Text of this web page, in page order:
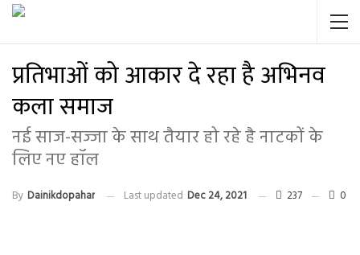
प्रतिभाओं को आकार दे रहा है अभिनव
कला समाज
नई साज-सज्जा के साथ तैयार हो रहे है नाटकों के
लिए नए हॉल
By Dainikdopahar Last updated Dec 24, 2021 237 0